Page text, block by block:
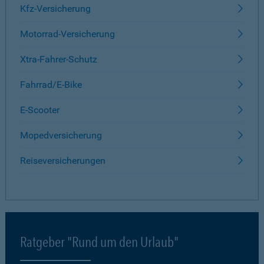
Kfz-Versicherung
Motorrad-Versicherung
Xtra-Fahrer-Schutz
Fahrrad/E-Bike
E-Scooter
Mopedversicherung
Reiseversicherungen
Ratgeber "Rund um den Urlaub"